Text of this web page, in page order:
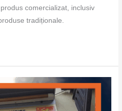
comercializat, inclusiv
tradiționale.